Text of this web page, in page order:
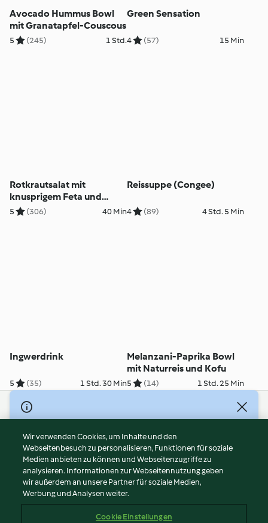
Avocado Hummus Bowl
mit Granatapfel-Couscous
5 (245) 1 Std.
Green Sensation
4 (57) 15 Min
Rotkrautsalat mit
knusprigem Feta und
Kräuterpesto
5 (306) 40 Min
Reissuppe (Congee)
4 (89) 4 Std. 5 Min
Ingwerdrink
5 (35) 1 Std. 30 Min
Melanzani-Paprika Bowl
mit Naturreis und Kofu
5 (14) 1 Std. 25 Min
© Copyright 2026
Nutzungsbedingungen
Datenschutzrichtlinien
Disclaimer
Impressum
Cookies
Wir verwenden Cookies, um Inhalte und den
Webseitenbesuch zu personalisieren, Funktionen für soziale
Medien anbieten zu können und Webseitenzugriffe zu
analysieren. Informationen zur Webseitennutzung geben
wir außerdem an unsere Partner für soziale Medien,
Werbung und Analysen weiter.
Cookie Einstellungen